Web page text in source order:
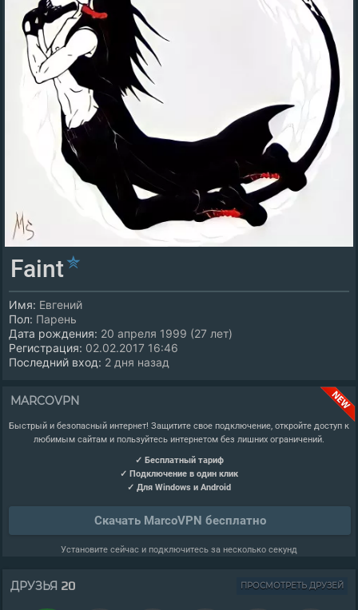
Faint
Имя: Евгений
Пол: Парень
Дата рождения: 20 апреля 1999 (27 лет)
Регистрация: 02.02.2017 16:46
Последний вход: 2 дня назад
MARCOVPN
Быстрый и безопасный интернет! Защитите свое подключение, откройте доступ к
любимым сайтам и пользуйтесь интернетом без лишних ограничений.
✓ Бесплатный тариф
✓ Подключение в один клик
✓ Для Windows и Android
Скачать MarcoVPN бесплатно
Установите сейчас и подключитесь за несколько секунд
ДРУЗЬЯ 20 ПРОСМОТРЕТЬ ДРУЗЕЙ